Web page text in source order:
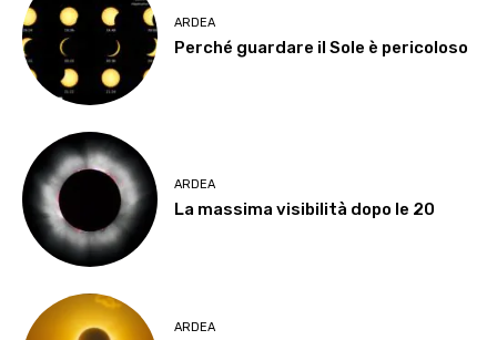
ARDEA
Perché guardare il Sole è pericoloso
ARDEA
La massima visibilità dopo le 20
ARDEA